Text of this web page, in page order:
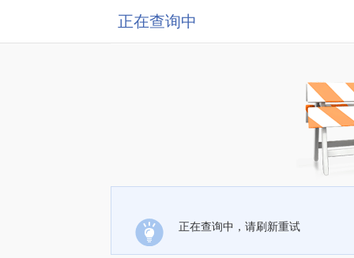
正在查询中
正在查询中，请刷新重试